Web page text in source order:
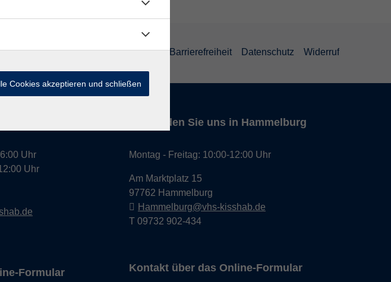
Widerrufsrecht Impressum AGB Barrierefreiheit Datenschutz Widerruf
Uhr
Uhr
Formular
Hier finden Sie uns in Hammelburg
Montag - Freitag: 10:00-12:00 Uhr
Am Marktplatz 15
97762 Hammelburg
Hammelburg@vhs-kisshab.de
T 09732 902-434
Kontakt über das Online-Formular
Cookies akzeptieren und schließen